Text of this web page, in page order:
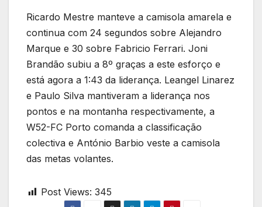
Ricardo Mestre manteve a camisola amarela e
continua com 24 segundos sobre Alejandro
Marque e 30 sobre Fabricio Ferrari. Joni
Brandão subiu a 8º graças a este esforço e
está agora a 1:43 da liderança. Leangel Linarez
e Paulo Silva mantiveram a liderança nos
pontos e na montanha respectivamente, a
W52-FC Porto comanda a classificação
colectiva e António Barbio veste a camisola
das metas volantes.
Post Views: 345